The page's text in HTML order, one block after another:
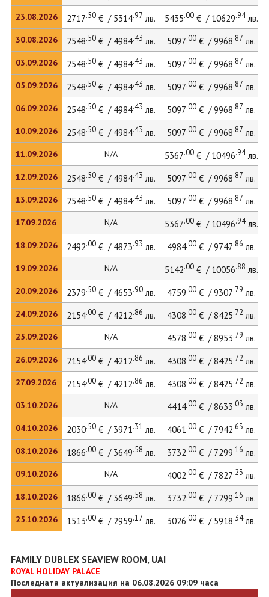
23.08.2026
30.08.2026
03.09.2026
05.09.2026
06.09.2026
10.09.2026
11.09.2026
12.09.2026
13.09.2026
17.09.2026
18.09.2026
19.09.2026
20.09.2026
24.09.2026
25.09.2026
26.09.2026
27.09.2026
03.10.2026
04.10.2026
08.10.2026
09.10.2026
18.10.2026
25.10.2026
2717.50€ / 5314.97 лв. 5435.00€ / 10629.94лв.
2548.50€ / 4984.43 лв. 5097.00€ / 9968.87 лв.
2548.50€ / 4984.43 лв. 5097.00€ / 9968.87 лв.
2548.50€ / 4984.43 лв. 5097.00€ / 9968.87 лв.
2548.50€ / 4984.43 лв. 5097.00€ / 9968.87 лв.
2548.50€ / 4984.43 лв. 5097.00€ / 9968.87 лв.
N/A 5367.00€ / 10496.94лв.
2548.50€ / 4984.43 лв. 5097.00€ / 9968.87 лв.
2548.50€ / 4984.43 лв. 5097.00€ / 9968.87 лв.
N/A 5367.00€ / 10496.94лв.
2492.00€ / 4873.93 лв. 4984.00€ / 9747.86 лв.
N/A 5142.00€ / 10056.88 лв.
2379.50€ / 4653.90лв. 4759.00€ / 9307.79 лв.
2154.00€ / 4212.86 лв. 4308.00€ / 8425.72 лв.
N/A 4578.00€ / 8953.79 лв.
2154.00€ / 4212.86 лв. 4308.00€ / 8425.72 лв.
2154.00€ / 4212.86 лв. 4308.00€ / 8425.72 лв.
N/A 4414.00€ / 8633.03 лв.
2030.50€ / 3971.31 лв. 4061.00€ / 7942.63 лв.
1866.00€ / 3649.58 лв. 3732.00€ / 7299.16 лв.
N/A 4002.00€ / 7827.23 лв.
1866.00€ / 3649.58 лв. 3732.00€ / 7299.16 лв.
1513.00€ / 2959.17 лв. 3026.00€ / 5918.34лв.
FAMILY DUBLEX SEAVIEW ROOM, UAI
ROYAL HOLIDAY PALACE
Последната актуализация на 06.08.2026 09:09 часа